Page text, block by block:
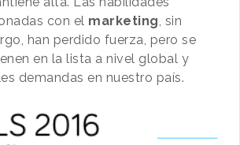
con el marketing , sin
han perdido fuerza, pero se
en la lista a nivel global y
demandas en nuestro país.